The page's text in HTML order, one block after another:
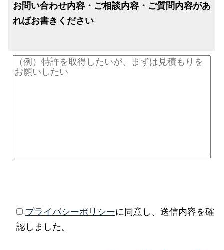
お問い合わせ内容・ご相談内容・ご質問内容があ
ればお書きください
プライバシーポリシーに同意し、送信内容を確
認しました。